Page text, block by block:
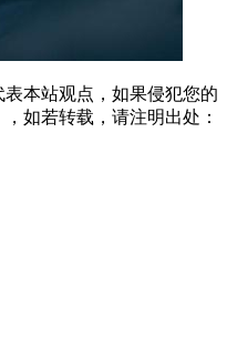
本站观点，如果侵犯您的
，如若转载，请注明出处：